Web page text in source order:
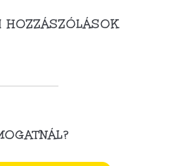
HOZZÁSZÓLÁSOK